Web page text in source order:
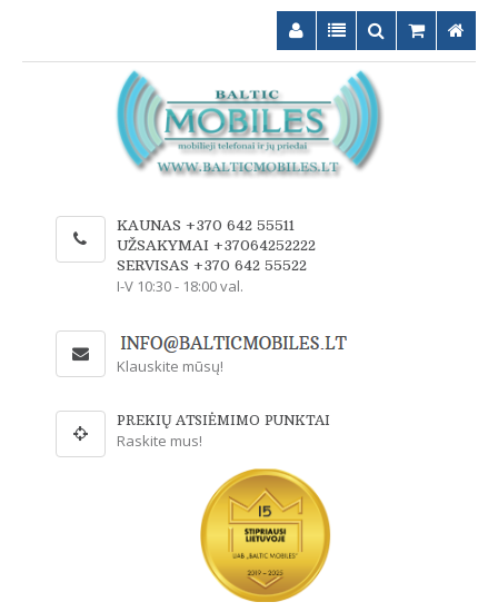
KAUNAS +370 642 55511
UŽSAKYMAI +37064252222
SERVISAS +370 642 55522
I-V 10:30 - 18:00 val.
Klauskite mūsų!
PREKIŲ ATSIĖMIMO PUNKTAI
Raskite mus!